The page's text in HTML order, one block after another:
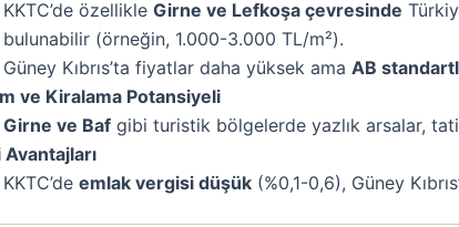
KKTC’de özellikle Girne ve Lefkoşa çevresinde
bulunabilir (örneğin, 1.000-3.000 TL/m²).
Güney Kıbrıs’ta fiyatlar daha yüksek ama AB
ve Kiralama Potansiyeli
Girne ve Baf gibi turistik bölgelerde yazlık arsalar,
KKTC’de emlak vergisi düşük (%0,1-0,6), Güney